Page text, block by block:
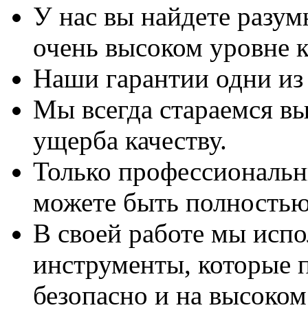
У нас вы найдете
очень высоком уровне
Наши гарантии одни
Мы всегда стараемся
ущерба качеству.
Только
можете быть
В своей работе мы
инструменты, которые
безопасно и на